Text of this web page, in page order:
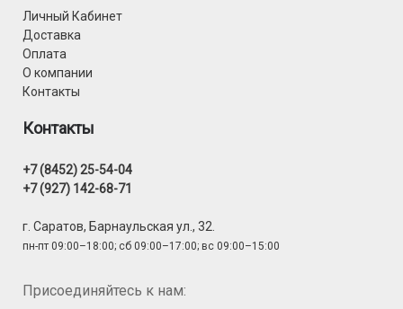
Личный Кабинет
Доставка
Оплата
О компании
Контакты
Контакты
+7 (8452) 25-54-04
+7 (927) 142-68-71
г. Саратов, Барнаульская ул., 32.
пн-пт 09:00–18:00; сб 09:00–17:00; вс 09:00–15:00
Присоединяйтесь к нам: